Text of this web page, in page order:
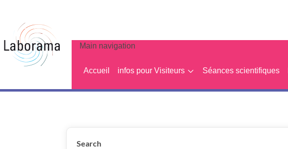
Main navigation
Accueil infos pour Visiteurs Séances scientifiques
Show results
Search